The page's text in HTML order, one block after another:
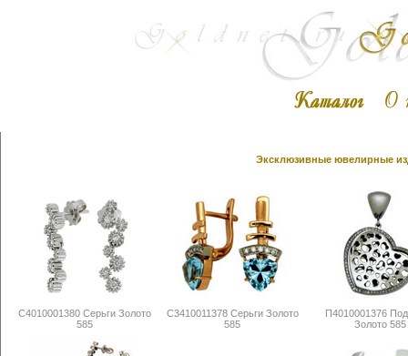
Эксклюзивные ювелирные
С4010001380 Серьги Золото
585
С3410011378 Серьги Золото
585
П4010001376
Золото 585